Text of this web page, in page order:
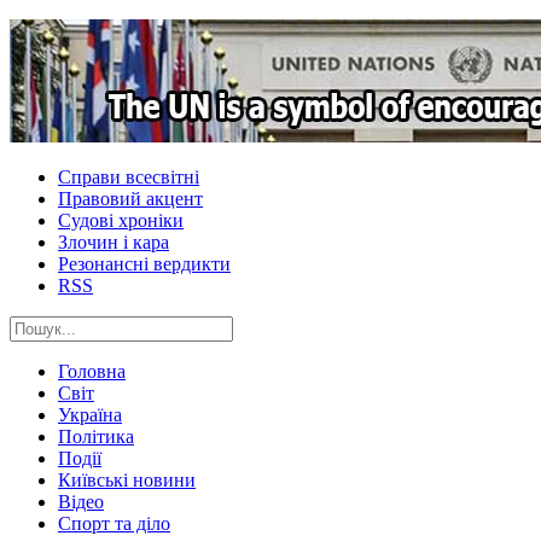
Справи всесвітні
Правовий акцент
Судові хроніки
Злочин і кара
Резонансні вердикти
RSS
Головна
Світ
Україна
Політика
Події
Київські новини
Відео
Спорт та діло